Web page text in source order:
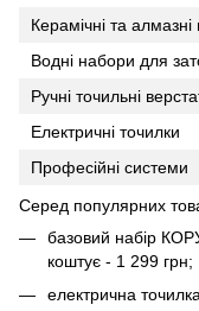
Керамічні та
Водні набори для
Ручні точильні
Електричні точилки
Професійні системи
Серед популярних
базовий набір
коштує - 1 299 грн;
електрична